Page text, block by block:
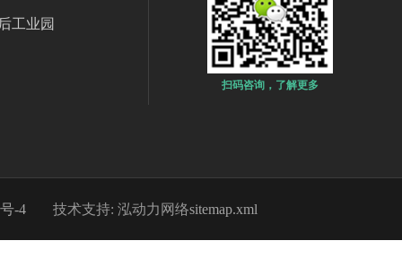
工业园
扫码咨询，了解更多
-4 技术支持: 泓动力网络sitemap.xml